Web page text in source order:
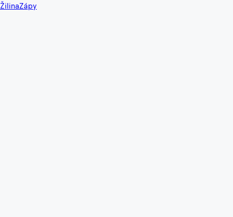
ŽilinaZápy